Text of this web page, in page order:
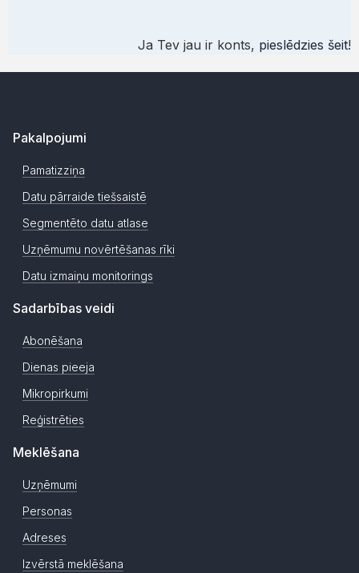
Ja Tev jau ir konts, pieslēdzies šeit!
Pakalpojumi
Pamatizziņa
Datu pārraide tiešsaistē
Segmentēto datu atlase
Uzņēmumu novērtēšanas rīki
Datu izmaiņu monitorings
Sadarbības veidi
Abonēšana
Dienas pieeja
Mikropirkumi
Reģistrēties
Meklēšana
Uzņēmumi
Personas
Adreses
Izvērstā meklēšana